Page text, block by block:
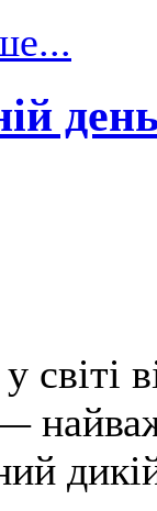
світі